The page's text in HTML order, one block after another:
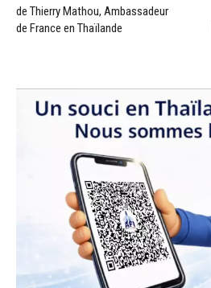
de Thierry Mathou, Ambassadeur
de France en Thaïlande